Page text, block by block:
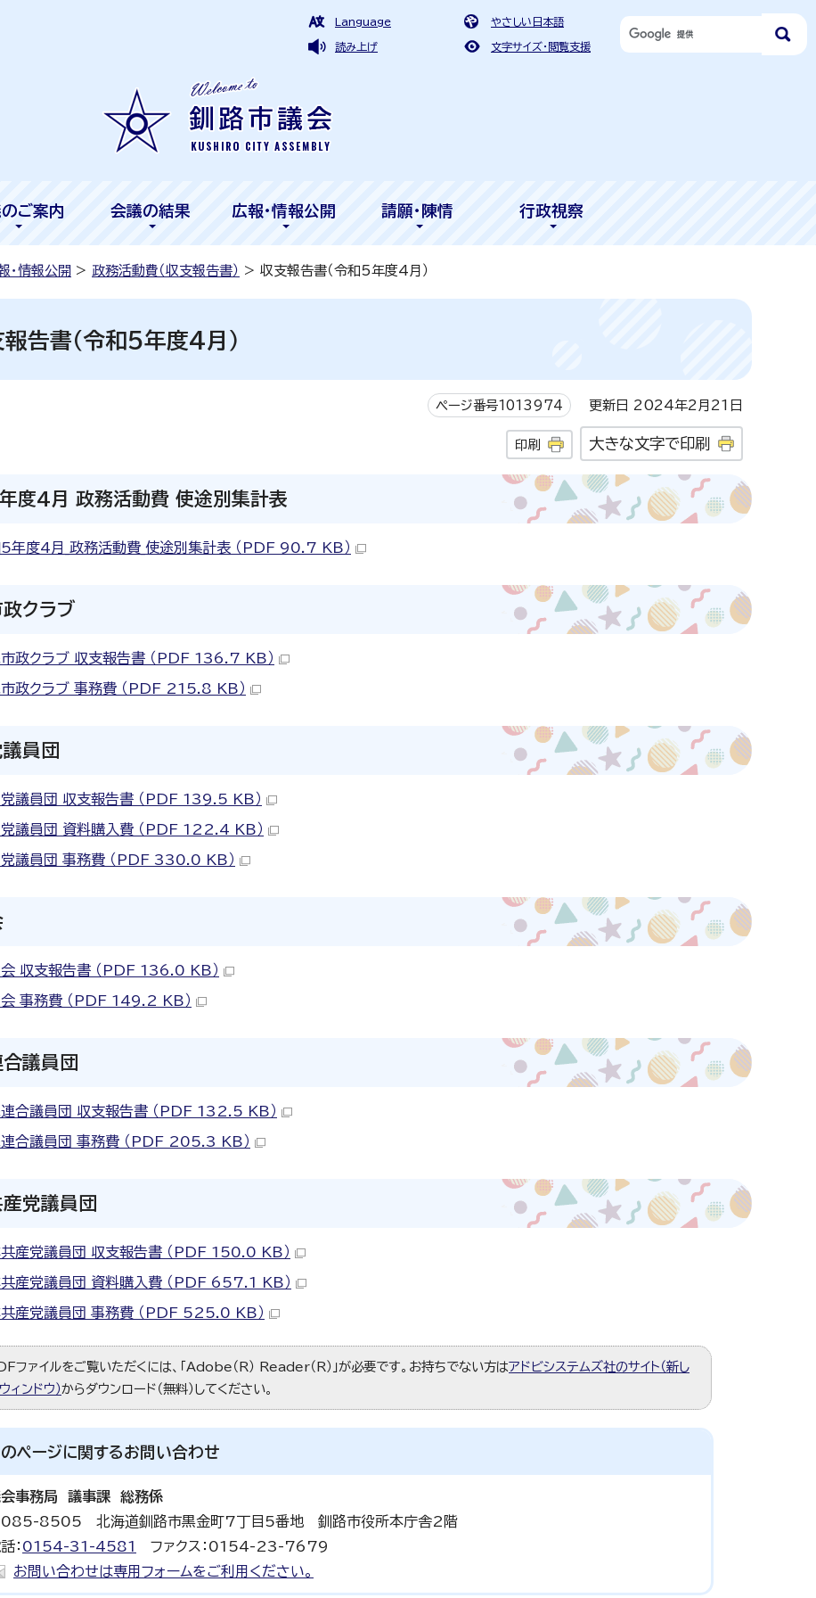
Language やさしい日本語
読み上げ 文字サイズ・閲覧支援
ご案内 会議の結果 広報・情報公開 請願・陳情 行政視察
・情報公開 > 政務活動費（収支報告書） > 収支報告書（令和5年度4月）
告書（令和5年度4月）
ページ番号1013974 更新日 2024年2月21日
印刷 大きな文字で印刷
度4月 政務活動費 使途別集計表
年度4月_政務活動費_使途別集計表 （PDF 90.7 KB）
クラブ
政クラブ 収支報告書 （PDF 136.7 KB）
政クラブ 事務費 （PDF 215.8 KB）
員団
議員団 収支報告書 （PDF 139.5 KB）
議員団 資料購入費 （PDF 122.4 KB）
議員団 事務費 （PDF 330.0 KB）
収支報告書 （PDF 136.0 KB）
事務費 （PDF 149.2 KB）
議員団
合議員団 収支報告書 （PDF 132.5 KB）
合議員団 事務費 （PDF 205.3 KB）
産党議員団
共産党議員団 収支報告書 （PDF 150.0 KB）
共産党議員団 資料購入費 （PDF 657.1 KB）
共産党議員団 事務費 （PDF 525.0 KB）
ファイルをご覧いただくには、「Adobe（R） Reader（R）」が必要です。お持ちでない方はアドビシステムズ社のサイト（新し
ィンドウ）からダウンロード（無料）してください。
ページに関するお問い合わせ
事務局 議事課 総務係
085-8505 北海道釧路市黒金町7丁目5番地 釧路市役所本庁舎2階
： 0154-31-4581
ファクス：0154-23-7679
お問い合わせは専用フォームをご利用ください。